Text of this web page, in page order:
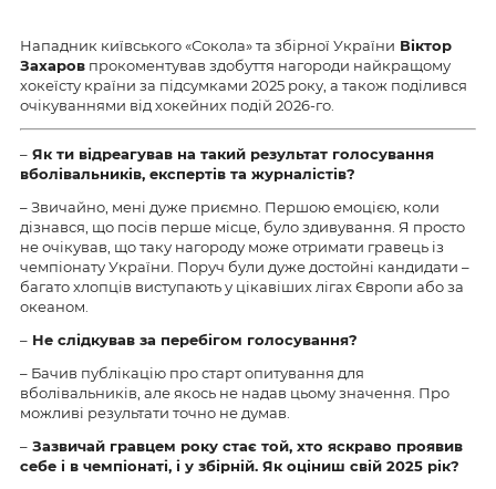
Нападник київського «Сокола» та збірної України Віктор
Захаров прокоментував здобуття нагороди найкращому
хокеїсту країни за підсумками 2025 року, а також поділився
очікуваннями від хокейних подій 2026-го.
– Як ти відреагував на такий результат голосування
вболівальників, експертів та журналістів?
– Звичайно, мені дуже приємно. Першою емоцією, коли
дізнався, що посів перше місце, було здивування. Я просто
не очікував, що таку нагороду може отримати гравець із
чемпіонату України. Поруч були дуже достойні кандидати –
багато хлопців виступають у цікавіших лігах Європи або за
океаном.
– Не слідкував за перебігом голосування?
– Бачив публікацію про старт опитування для
вболівальників, але якось не надав цьому значення. Про
можливі результати точно не думав.
– Зазвичай гравцем року стає той, хто яскраво проявив
себе і в чемпіонаті, і у збірній. Як оціниш свій 2025 рік?